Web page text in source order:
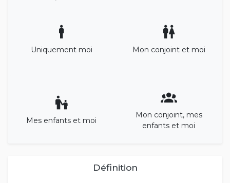
Uniquement moi Mon conjoint et moi
Mes enfants et moi
Mon conjoint, mes
enfants et moi
Définition